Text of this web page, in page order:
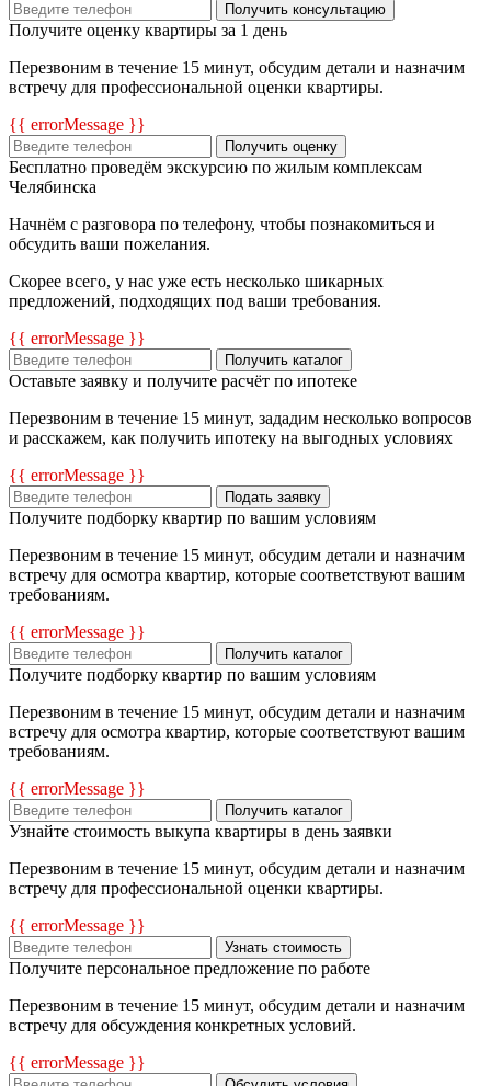
Получить консультацию
Получите оценку квартиры за 1 день
Перезвоним в течение 15 минут, обсудим детали и назначим
встречу для профессиональной оценки квартиры.
{{ errorMessage }}
Получить оценку
Бесплатно проведём экскурсию по жилым комплексам
Челябинска
Начнём с разговора по телефону, чтобы познакомиться и
обсудить ваши пожелания.
Скорее всего, у нас уже есть несколько шикарных
предложений, подходящих под ваши требования.
{{ errorMessage }}
Получить каталог
Оставьте заявку и получите расчёт по ипотеке
Перезвоним в течение 15 минут, зададим несколько вопросов
и расскажем, как получить ипотеку на выгодных условиях
{{ errorMessage }}
Подать заявку
Получите подборку квартир по вашим условиям
Перезвоним в течение 15 минут, обсудим детали и назначим
встречу для осмотра квартир, которые соответствуют вашим
требованиям.
{{ errorMessage }}
Получить каталог
Получите подборку квартир по вашим условиям
Перезвоним в течение 15 минут, обсудим детали и назначим
встречу для осмотра квартир, которые соответствуют вашим
требованиям.
{{ errorMessage }}
Получить каталог
Узнайте стоимость выкупа квартиры в день заявки
Перезвоним в течение 15 минут, обсудим детали и назначим
встречу для профессиональной оценки квартиры.
{{ errorMessage }}
Узнать стоимость
Получите персональное предложение по работе
Перезвоним в течение 15 минут, обсудим детали и назначим
встречу для обсуждения конкретных условий.
{{ errorMessage }}